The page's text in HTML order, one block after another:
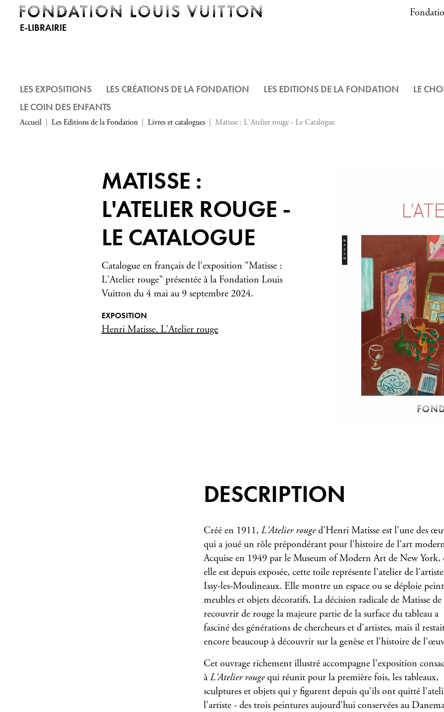
E-LIBRAIRIE
LES EXPOSITIONS LES CRÉATIONS DE LA FONDATION LES EDITIONS DE LA FONDATION
LE
LE COIN DES ENFANTS
Accueil Les Editions de la Fondation Livres et catalogues Matisse : L'Atelier rouge - Le Catalogue
MATISSE :
L'ATELIER ROUGE -
LE CATALOGUE
Catalogue en français de l'exposition "Matisse :
L'Atelier rouge" présentée à la Fondation Louis
Vuitton du 4 mai au 9 septembre 2024.
EXPOSITION
Henri Matisse. L'Atelier rouge
DESCRIPTION
Créé en 1911, L'Atelier rouged'Henri Matisse est l'une des
qui a joué un rôle prépondérant pour l'histoire de l'art
Acquise en 1949 par le Museum of Modern Art de New York,
elle est depuis exposée, cette toile représente l'atelier de
Issy-les-Moulineaux. Elle montre un espace ou se déploie
meubles et objets décoratifs. La décision radicale de Matisse de
recouvrir de rouge la majeure partie de la surface du tableau a
fasciné des générations de chercheurs et d'artistes, mais il
encore beaucoup à découvrir sur la genèse et l'histoire de
Cet ouvrage richement illustré accompagne l'exposition
à L'Atelier rougequi réunit pour la première fois, les tableaux,
sculptures et objets qui y figurent depuis qu'ils ont quitté
l'artiste - des trois peintures aujourd'hui conservées au